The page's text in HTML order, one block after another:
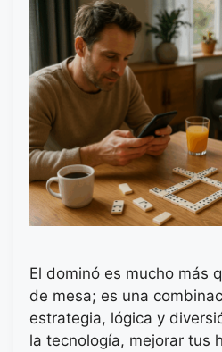
El dominó es mucho más
de mesa; es una
estrategia, lógica y
la tecnología, mejorar tus